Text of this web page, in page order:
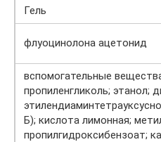
Гель
флуоцинолона ацетонид
вспомогательные
пропиленгликоль; этанол;
Б); кислота лимонная;
пропилгидроксибензоат;